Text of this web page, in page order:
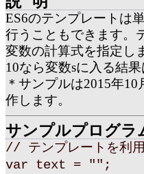
ES6のテンプレートは
行うこともできます。
変数の計算式を指定し
10なら変数sに入る結果
＊サンプルは2015年
作します。
サンプルプログラ
// テンプレートを利
var text = "";